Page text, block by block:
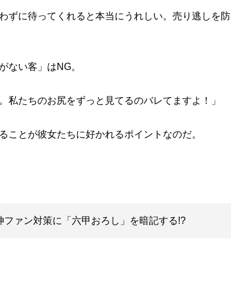
ずに待ってくれると本当にうれしい。売り逃しを防
い客」はNG。
私たちのお尻をずっと見てるのバレてますよ！」
とが彼女たちに好かれるポイントなのだ。
ァン対策に「六甲おろし」を暗記する!?